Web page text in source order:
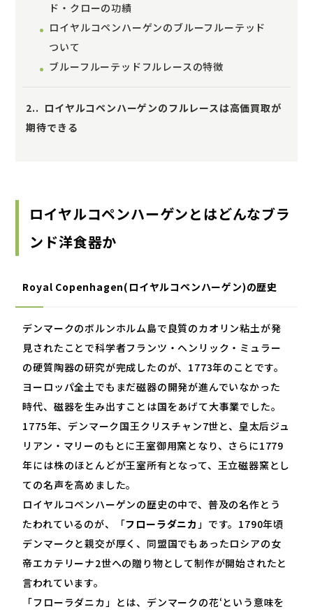
ド・クローの功績
ロイヤルコペンハーゲンのブルーフルーテッド
ついて
ブルーフルーテッドフルレースの特徴
2.
ロイヤルコペンハーゲンのフルレースは高価買取が
期待できる
ロイヤルコペンハーゲンとはどんなブラ
ンド洋食器か
Royal Copenhagen( ロイヤルコペンハーゲン)の歴史
デンマークのボルンホルム島で良質のカオリン粘土が発
見されたことで科学者フランツ・ヘンリック・ミュラー
の硬質陶器の研究が完成したのが、 1773年のことです。
ヨーロッパ全土でもまだ磁器の開発が進んでいなかった
時代、磁器を生み出すことは国をあげて大事業でした。
1775年、デンマーク国王クリスチャン7世と、皇太后ジュ
リアン・マリーのもとに王室御用窯となり、さらに1779
年には株のほとんどが王室所有となって、王立磁器窯とし
ての名声を高めました。
ロイヤルコペンハーゲンの歴史の中で、普及の名作とう
たわれているのが、「フローラダニカ 」です。 1790年頃
デンマークと親交が厚く、同盟国でもあったロシアの女
帝エカテリーナ2世への贈り物として制作が開始されたと
言われています。
「フローラダニカ」とは、デンマークの花‘という意味を